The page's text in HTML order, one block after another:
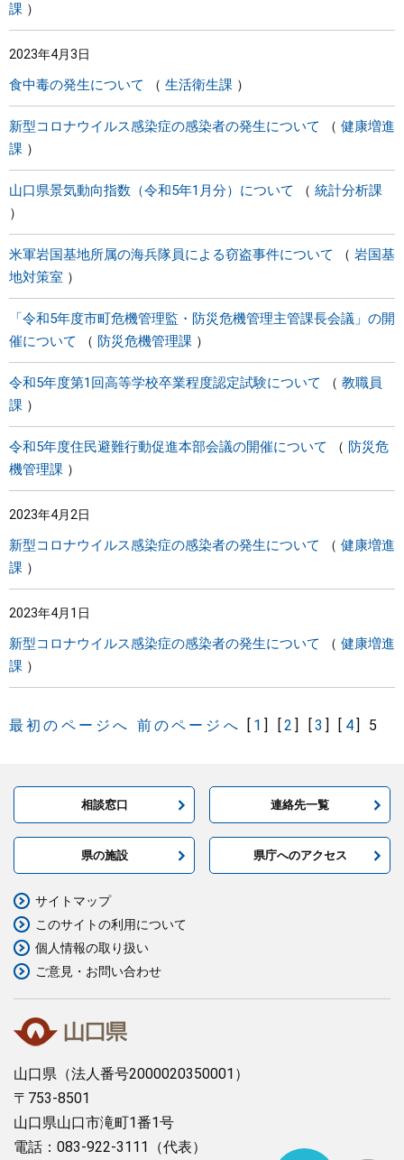
課
2023年4月3日
食中毒の発生について 生活衛生課
新型コロナウイルス感染症の感染者の発生について
健康増進
課
山口県景気動向指数（令和5年1月分）について 統計分析課
米軍岩国基地所属の海兵隊員による窃盗事件について
岩国基
地対策室
「令和5年度市町危機管理監・防災危機管理主管課長会議」の開
催について
防災危機管理課
令和5年度第1回高等学校卒業程度認定試験について
教職員
課
令和5年度住民避難行動促進本部会議の開催について
防災危
機管理課
2023年4月2日
新型コロナウイルス感染症の感染者の発生について
健康増進
課
2023年4月1日
新型コロナウイルス感染症の感染者の発生について
健康増進
課
最初のページへ 前のページへ [ 1] [2] [3] [ 4] 5
相談窓口 連絡先一覧
県の施設 県庁へのアクセス
山口県 （法人番号2000020350001）
〒753-8501
山口県山口市滝町1番1号
電話：083-922-3111（代表）
サイトマップ
このサイトの利用について
個人情報の取り扱い
ご意見・お問い合わせ